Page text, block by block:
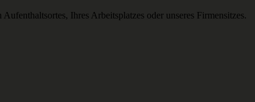
Ihres Arbeitsplatzes oder unseres Firmensitzes.